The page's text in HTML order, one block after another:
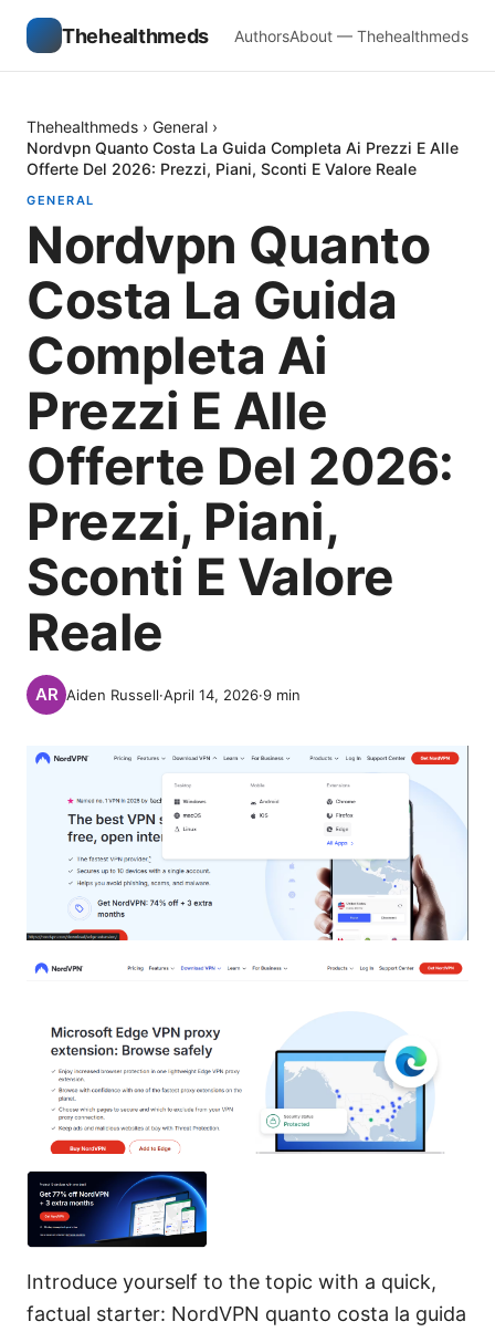
Thehealthmeds AuthorsAbout — Thehealthmeds
Thehealthmeds › General ›
Nordvpn Quanto Costa La Guida Completa Ai Prezzi E Alle
Offerte Del 2026: Prezzi, Piani, Sconti E Valore Reale
GENERAL
Nordvpn Quanto
Costa La Guida
Completa Ai
Prezzi E Alle
Offerte Del 2026:
Prezzi, Piani,
Sconti E Valore
Reale
Aiden Russell·April 14, 2026·9 min
Introduce yourself to the topic with a quick,
factual starter: NordVPN quanto costa la guida